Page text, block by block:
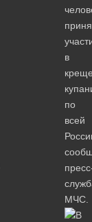
в
по
всей
МЧС.